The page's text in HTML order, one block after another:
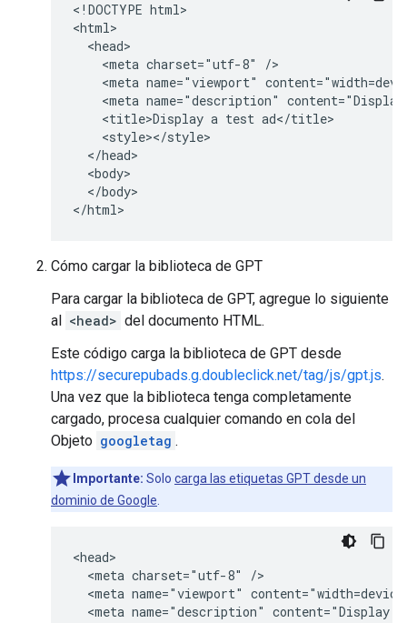
<!DOCTYPE html>
<html>
  <head>
    <meta charset="utf-8" />
<meta name="viewport"
<meta name="description"
    <title>Display a test ad</title>
    <style></style>
  </head>
  <body>
  </body>
</html>
Cómo cargar la biblioteca de GPT
Para cargar la biblioteca de GPT, agregue lo siguiente
al <head> del documento HTML.
Este código carga la biblioteca de GPT desde
https://securepubads.g.doubleclick.net/tag/js/gpt.js.
Una vez que la biblioteca tenga completamente
cargado, procesa cualquier comando en cola del
Objeto googletag .
Importante: Solo carga las etiquetas GPT desde un
dominio de Google
<head>
  <meta charset="utf-8" />
<meta name="viewport"
<meta name="description" content="Display